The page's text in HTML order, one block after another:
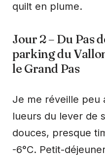
quilt en plume.
Jour 2 – Du Pas
parking du
le Grand Pas
Je me réveille peu
lueurs du lever de
douces, presque
-6°C. Petit-